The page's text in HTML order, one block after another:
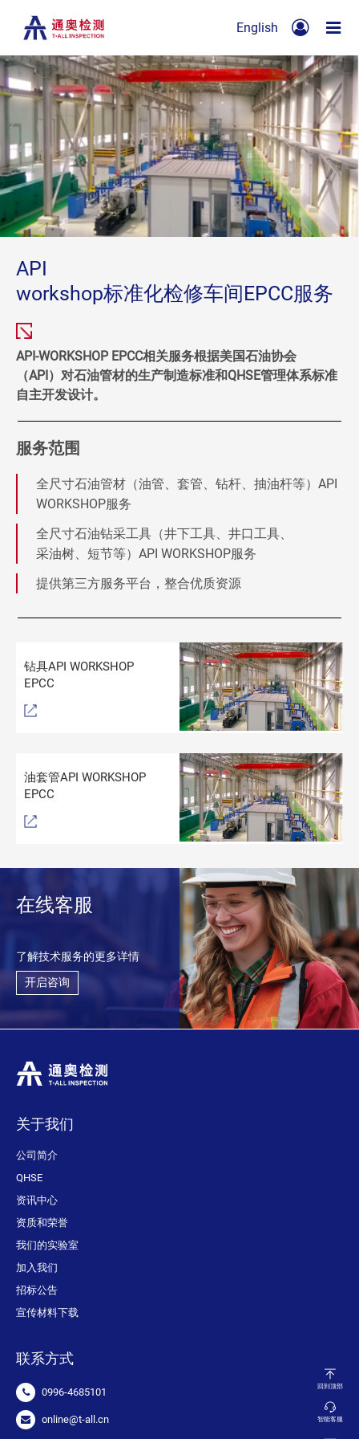
English
API
workshop标准化检修车间EPCC服务
API-WORKSHOP EPCC相关服务根据美国石油协会
（API）对石油管材的生产制造标准和QHSE管理体系标准
自主开发设计。
服务范围
全尺寸石油管材（油管、套管、钻杆、抽油杆等）API
WORKSHOP服务
全尺寸石油钻采工具（井下工具、井口工具、
采油树、短节等）API WORKSHOP服务
提供第三方服务平台，整合优质资源
钻具API WORKSHOP
EPCC
油套管API WORKSHOP
EPCC
在线客服
了解技术服务的更多详情
开启咨询
关于我们
公司简介
QHSE
资讯中心
资质和荣誉
我们的实验室
加入我们
招标公告
宣传材料下载
联系方式
0996-4685101
online@t-all.cn
回到顶部
智能客服